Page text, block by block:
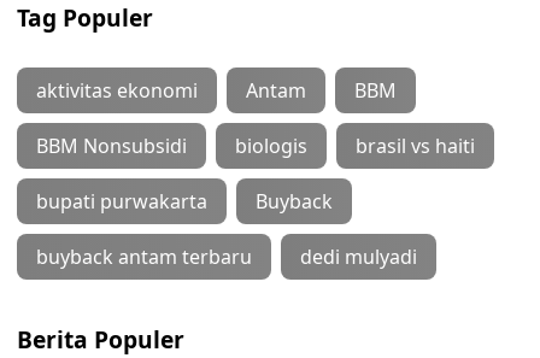
Tag Populer
aktivitas ekonomi Antam BBM
BBM Nonsubsidi biologis brasil vs haiti
bupati purwakarta Buyback
buyback antam terbaru dedi mulyadi
Berita Populer